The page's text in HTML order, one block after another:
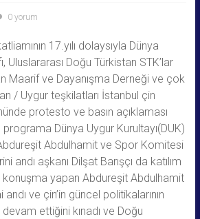
0 yorum
17.yılı dolaysıyla Dünya
Uluslararası Doğu Türkistan STK’lar
Maarif ve Dayanışma Derneği ve çok
/ Uygur teşkilatları İstanbul çin
protesto ve basın açıklaması
Dünya Uygur Kurultayı(DUK)
Abdureşit Abdulhamit ve Spor Komitesi
andı aşkanı Dilşat Barışçı da katılım
yapan Abdureşit Abdulhamit
ve çin’in güncel politikalarının
ettiğini kınadı ve Doğu